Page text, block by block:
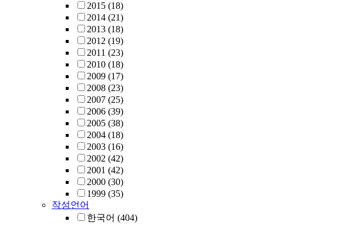
2015 (18)
2014 (21)
2013 (18)
2012 (19)
2011 (23)
2010 (18)
2009 (17)
2008 (23)
2007 (25)
2006 (39)
2005 (38)
2004 (18)
2003 (16)
2002 (42)
2001 (42)
2000 (30)
1999 (35)
작성언어
한국어 (404)